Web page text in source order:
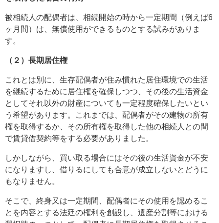
被相続人の配偶者は、相続開始の時から一定期間（例えば6
ヶ月間）は、無償使用ができるものとする試みがありま
す。
（２）長期居住権
これとは別に、生存配偶者が住み慣れた居住環境での生活
を継続するために居住権を確保しつつ、その後の生活資金
としてそれ以外の財産についても一定程度確保したいとい
う希望があります。これまでは、配偶者がその建物の所有
権を取得するか、その所有権を取得した他の相続人との間
で賃貸借契約等をする必要がありました。
しかしながら、買い取る場合にはその後の生活資金が不安
になりますし、借りるにしても合意が成立しないとどうに
もなりません。
そこで、終身又は一定期間、配偶者にその使用を認めるこ
とを内容とする法廷の権利を創設し、遺産分割等における